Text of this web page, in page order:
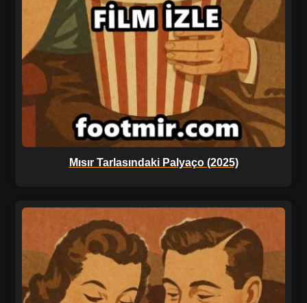
Mısır Tarlasındaki Palyaço (2025)